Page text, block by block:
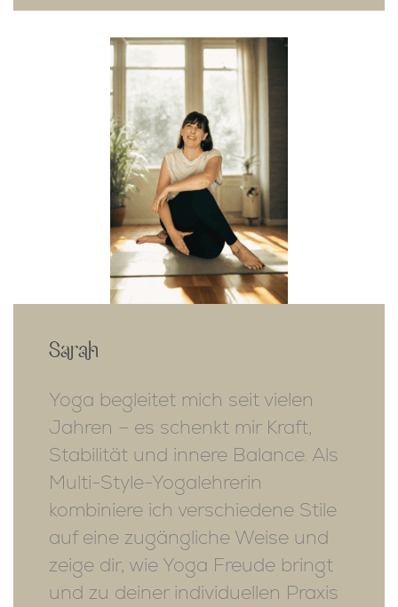
Sarah
Yoga begleitet mich seit vielen
Jahren – es schenkt mir Kraft,
Stabilität und innere Balance. Als
Multi-Style-Yogalehrerin
kombiniere ich verschiedene Stile
auf eine zugängliche Weise und
zeige dir, wie Yoga Freude bringt
und zu deiner individuellen Praxis